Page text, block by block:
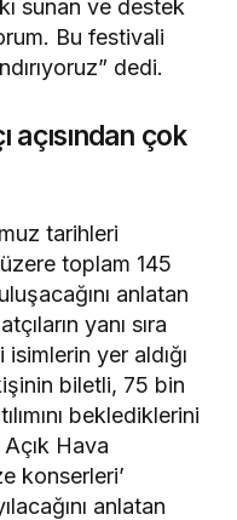
sunan ve destek
Bu festivali
dedi.
açısından çok
tarihleri
toplam 145
anlatan
yanı sıra
yer aldığı
biletli, 75 bin
beklediklerini
Hava
konserleri’
anlatan